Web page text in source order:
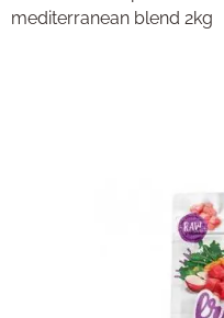
mediterranean blend 2kg